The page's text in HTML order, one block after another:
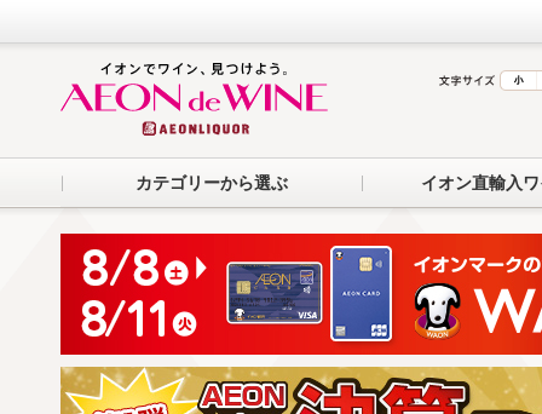
カテゴリーから選ぶ イオン直輸入